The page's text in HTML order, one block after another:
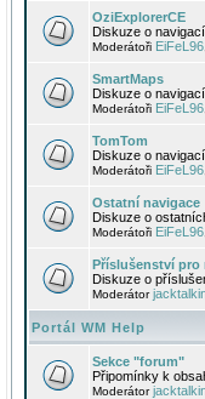
OziExplorerCE
Diskuze o
Moderátoři EiFeL96
SmartMaps
Diskuze o
Moderátoři EiFeL96
TomTom
Diskuze o
Moderátoři EiFeL96
Ostatní navigace
Diskuze o
Moderátoři EiFeL96
Příslušenství pro
Diskuze o
Moderátor
Portál WM Help
Sekce "forum"
Připomínky k
Moderátor